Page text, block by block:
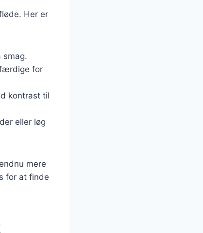
Her er
smag.
for
kontrast til
eller løg
mere
for at finde